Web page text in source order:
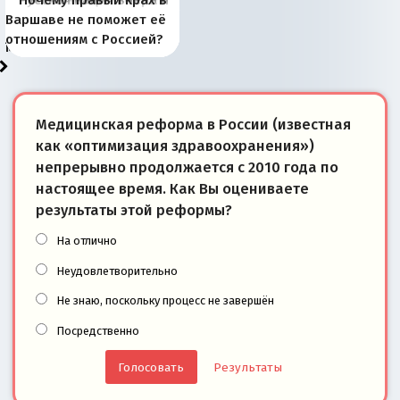
рыбопромысловые
районы Баренцева
моря
отличаются от «Яблока»
тем, что они -
победители
Запада рассказала о
«переобувании» хозяев
перемены: 15 шагов к
суверенной экономике
Европы
сбрасывать балласт
Анкориджа
года: первые уступки во
внутренней политике
сегодня
Варшаве не поможет её
отношениям с Россией?
Медицинская реформа в России (известная
как «оптимизация здравоохранения»)
непрерывно продолжается с 2010 года по
настоящее время. Как Вы оцениваете
результаты этой реформы?
На отлично
Неудовлетворительно
Не знаю, поскольку процесс не завершён
Посредственно
Результаты